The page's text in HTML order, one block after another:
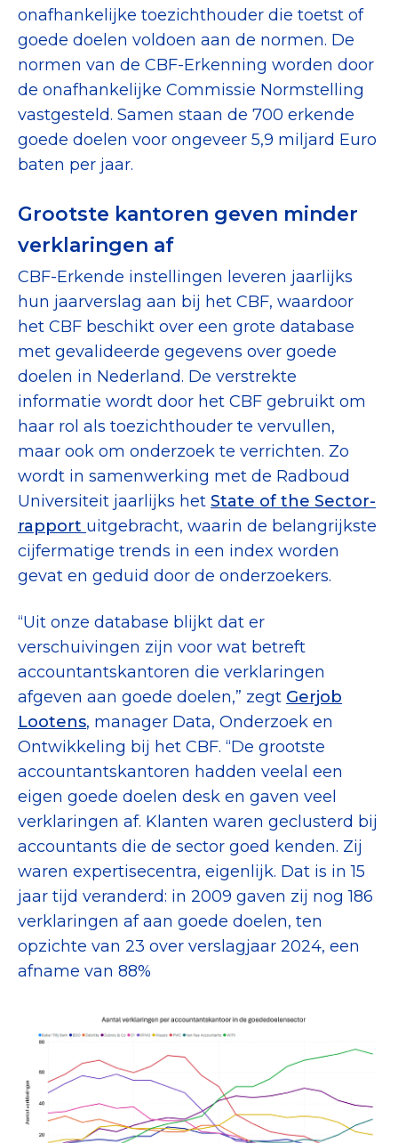
onafhankelijke toezichthouder die toetst of
goede doelen voldoen aan de normen. De
normen van de CBF-Erkenning worden door
de onafhankelijke Commissie Normstelling
vastgesteld. Samen staan de 700 erkende
goede doelen voor ongeveer 5,9 miljard Euro
baten per jaar.
Grootste kantoren geven minder
verklaringen af
CBF-Erkende instellingen leveren jaarlijks
hun jaarverslag aan bij het CBF, waardoor
het CBF beschikt over een grote database
met gevalideerde gegevens over goede
doelen in Nederland. De verstrekte
informatie wordt door het CBF gebruikt om
haar rol als toezichthouder te vervullen,
maar ook om onderzoek te verrichten. Zo
wordt in samenwerking met de Radboud
Universiteit jaarlijks het State of the Sector-
rapport uitgebracht, waarin de belangrijkste
cijfermatige trends in een index worden
gevat en geduid door de onderzoekers.
“Uit onze database blijkt dat er
verschuivingen zijn voor wat betreft
accountantskantoren die verklaringen
afgeven aan goede doelen,” zegt Gerjob
Lootens, manager Data, Onderzoek en
Ontwikkeling bij het CBF. “De grootste
accountantskantoren hadden veelal een
eigen goede doelen desk en gaven veel
verklaringen af. Klanten waren geclusterd bij
accountants die de sector goed kenden. Zij
waren expertisecentra, eigenlijk. Dat is in 15
jaar tijd veranderd: in 2009 gaven zij nog 186
verklaringen af aan goede doelen, ten
opzichte van 23 over verslagjaar 2024, een
afname van 88%